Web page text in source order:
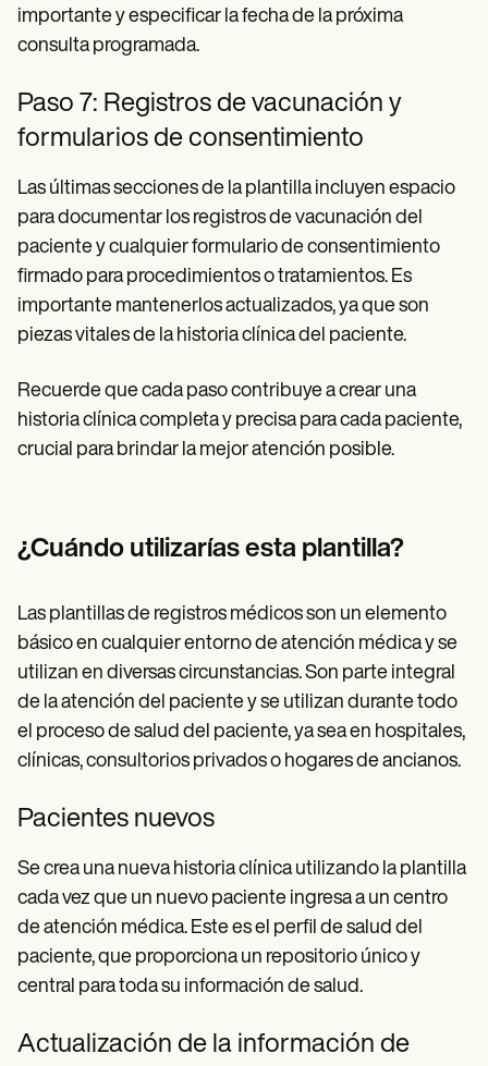
importante y especificar la fecha de la próxima
consulta programada.
Paso 7: Registros de vacunación y
formularios de consentimiento
Las últimas secciones de la plantilla incluyen espacio
para documentar los registros de vacunación del
paciente y cualquier formulario de consentimiento
firmado para procedimientos o tratamientos. Es
importante mantenerlos actualizados, ya que son
piezas vitales de la historia clínica del paciente.
Recuerde que cada paso contribuye a crear una
historia clínica completa y precisa para cada paciente,
crucial para brindar la mejor atención posible.
¿Cuándo utilizarías esta plantilla?
Las plantillas de registros médicos son un elemento
básico en cualquier entorno de atención médica y se
utilizan en diversas circunstancias. Son parte integral
de la atención del paciente y se utilizan durante todo
el proceso de salud del paciente, ya sea en hospitales,
clínicas, consultorios privados o hogares de ancianos.
Pacientes nuevos
Se crea una nueva historia clínica utilizando la plantilla
cada vez que un nuevo paciente ingresa a un centro
de atención médica. Este es el perfil de salud del
paciente, que proporciona un repositorio único y
central para toda su información de salud.
Actualización de la información de